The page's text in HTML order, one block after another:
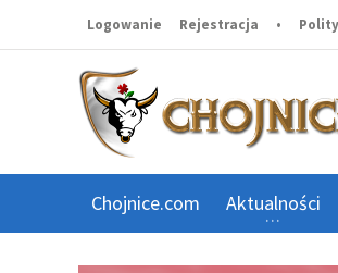
Logowanie Rejestracja •
Chojnice.com Aktualności